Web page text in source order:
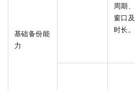
基础备份能
力
周期
窗口
时长。